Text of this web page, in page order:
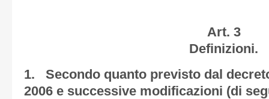
Art. 3
Definizioni.
1. Secondo quanto previsto dal
2006 e successive modificazioni (di